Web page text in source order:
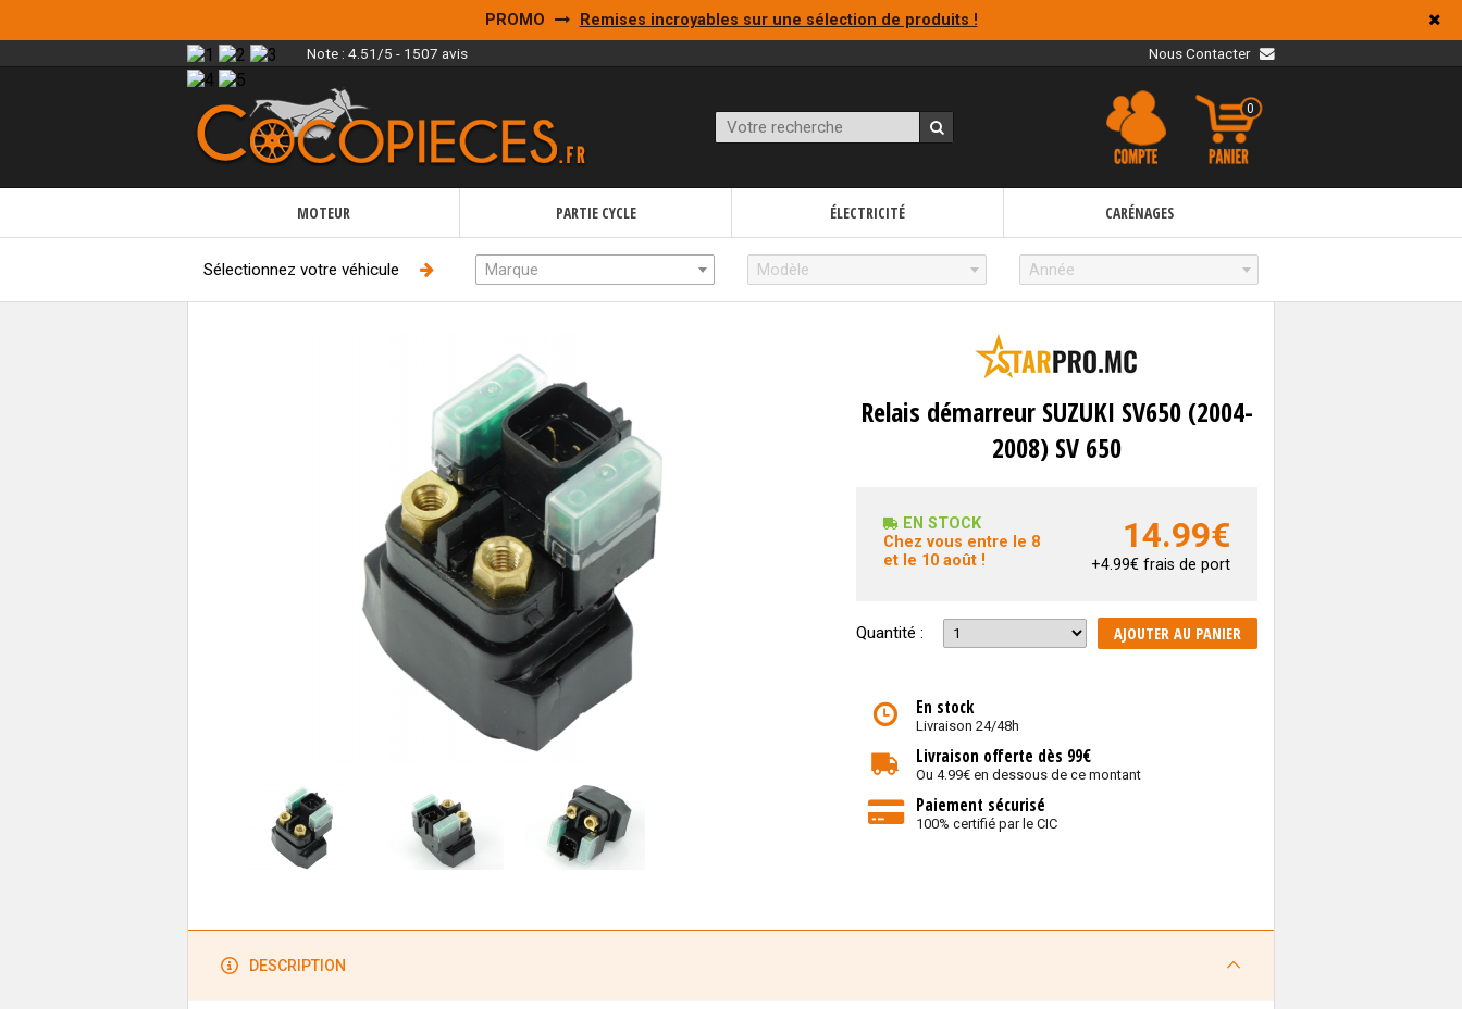
PROMO Remises incroyables sur une sélection de produits !
Note : 4.51/5 - 1507 avis Nous Contacter
0
MOTEUR PARTIE CYCLE ÉLECTRICITÉ CARÉNAGES
Sélectionnez votre véhicule Marque Modèle Année
Relais démarreur SUZUKI SV650 (2004-
2008) SV 650
EN STOCK
Chez vous entre le 8
et le 10 août !
14.99€
+4.99€ frais de port
Quantité : AJOUTER AU PANIER
En stock
Livraison 24/48h
Livraison offerte dès 99€
Ou 4.99€ en dessous de ce montant
Paiement sécurisé
100% certifié par le CIC
DESCRIPTION